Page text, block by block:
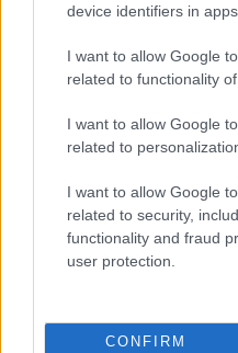
device identifiers in apps.
I want to allow Google
related to functionality
I want to allow Google
related to
I want to allow Google
related to security,
functionality and fraud
user protection.
CONFIRM
LIFESTYLE
Scopri Rocca San
mare e storia